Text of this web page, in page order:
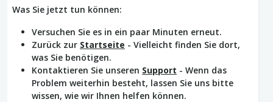
Was Sie jetzt tun können:
Versuchen Sie es in ein paar Minuten erneut.
Zurück zur Startseite - Vielleicht finden Sie dort,
was Sie benötigen.
Kontaktieren Sie unseren Support - Wenn das
Problem weiterhin besteht, lassen Sie uns bitte
wissen, wie wir Ihnen helfen können.